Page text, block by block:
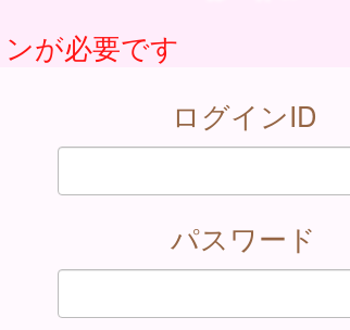
が必要です
ログインID
パスワード